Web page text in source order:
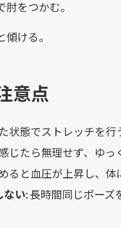
をつかむ。
ける。
意点
状態でストレッチを行
じたら無理せず、ゆっ
ると血圧が上昇し、体
ない:長時間同じポーズ